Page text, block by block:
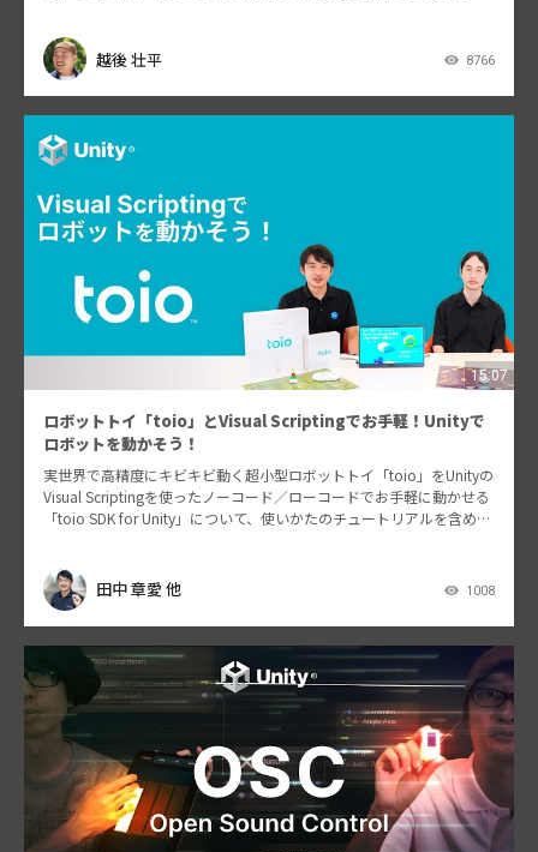
越後 壮平 8766
15:07
ロボットトイ「toio」とVisual Scriptingでお手軽！Unityで
ロボットを動かそう！
実世界で高精度にキビキビ動く超小型ロボットトイ「toio」をUnityの
Visual Scriptingを使ったノーコード／ローコードでお手軽に動かせる
「toio SDK for Unity」について、使いかたのチュートリアルを含めて
田中 章愛 他 1008